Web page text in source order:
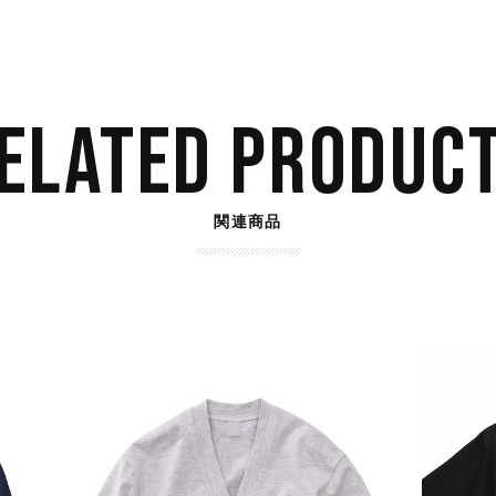
関連商品